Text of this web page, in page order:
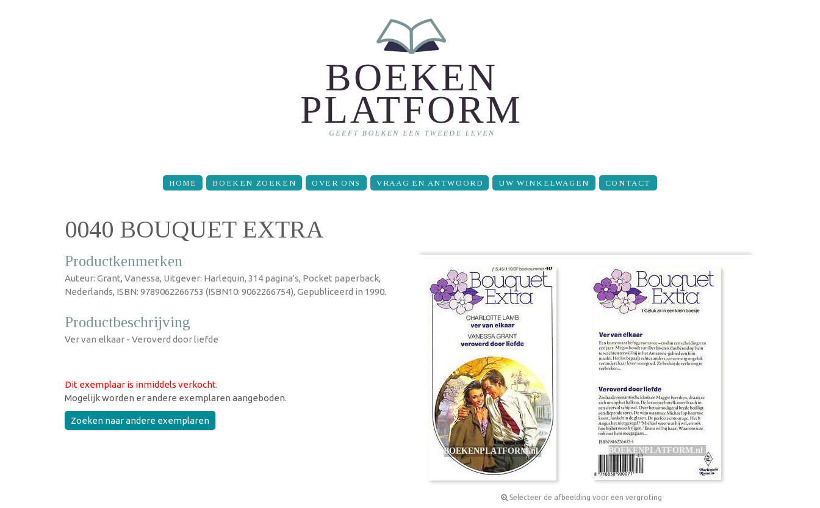
HOME BOEKEN ZOEKEN OVER ONS VRAAG EN ANTWOORD UW WINKELWAGEN CONTACT
0040 BOUQUET EXTRA
Productkenmerken
Auteur: Grant, Vanessa, Uitgever: Harlequin, 314 pagina's, Pocket paperback,
Nederlands, ISBN: 9789062266753 (ISBN10: 9062266754), Gepubliceerd in 1990.
Productbeschrijving
Ver van elkaar - Veroverd door liefde
Dit exemplaar is inmiddels verkocht.
Mogelijk worden er andere exemplaren aangeboden.
Zoeken naar andere exemplaren
Selecteer de afbeelding voor een vergroting